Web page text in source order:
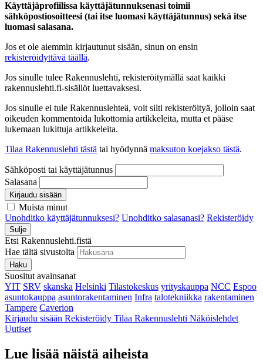
Käyttäjäprofiilissa käyttäjätunnuksenasi toimii
sähköpostiosoitteesi (tai itse luomasi käyttäjätunnus) sekä itse
luomasi salasana.
Jos et ole aiemmin kirjautunut sisään, sinun on ensin
rekisteröidyttävä täällä.
Jos sinulle tulee Rakennuslehti, rekisteröitymällä saat kaikki
rakennuslehti.fi-sisällöt luettavaksesi.
Jos sinulle ei tule Rakennuslehteä, voit silti rekisteröityä, jolloin saat
oikeuden kommentoida lukottomia artikkeleita, mutta et pääse
lukemaan lukittuja artikkeleita.
Tilaa Rakennuslehti tästä tai hyödynnä maksuton koejakso tästä.
Sähköposti tai käyttäjätunnus
Salasana
Kirjaudu sisään
Muista minut
Unohditko käyttäjätunnuksesi? Unohditko salasanasi? Rekisteröidy
Sulje
Etsi Rakennuslehti.fistä
Hae tältä sivustolta
Haku
Suositut avainsanat
YIT SRV skanska Helsinki Tilastokeskus yrityskauppa NCC Espoo
asuntokauppa asuntorakentaminen Infra talotekniikka rakentaminen
Tampere Caverion
Kirjaudu sisään Rekisteröidy Tilaa Rakennuslehti Näköislehdet
Uutiset
Lue lisää näistä aiheista